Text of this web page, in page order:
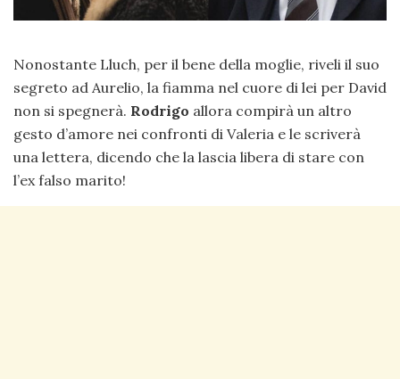
Nonostante Lluch, per il bene della moglie, riveli il suo
segreto ad Aurelio, la fiamma nel cuore di lei per David
non si spegnerà. Rodrigo allora compirà un altro
gesto d’amore nei confronti di Valeria e le scriverà
una lettera, dicendo che la lascia libera di stare con
l’ex falso marito!